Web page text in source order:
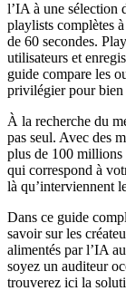
l’IA à une sélection
playlists complètes
de 60 secondes.
utilisateurs et
guide compare les
privilégier pour bien
À la recherche du
pas seul. Avec des
plus de 100 millions
qui correspond à
là qu’interviennent
Dans ce guide
savoir sur les
alimentés par l’IA
soyez un auditeur
trouverez ici la